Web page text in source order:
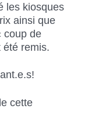
les kiosques
ainsi que
coup de
été remis.
cette